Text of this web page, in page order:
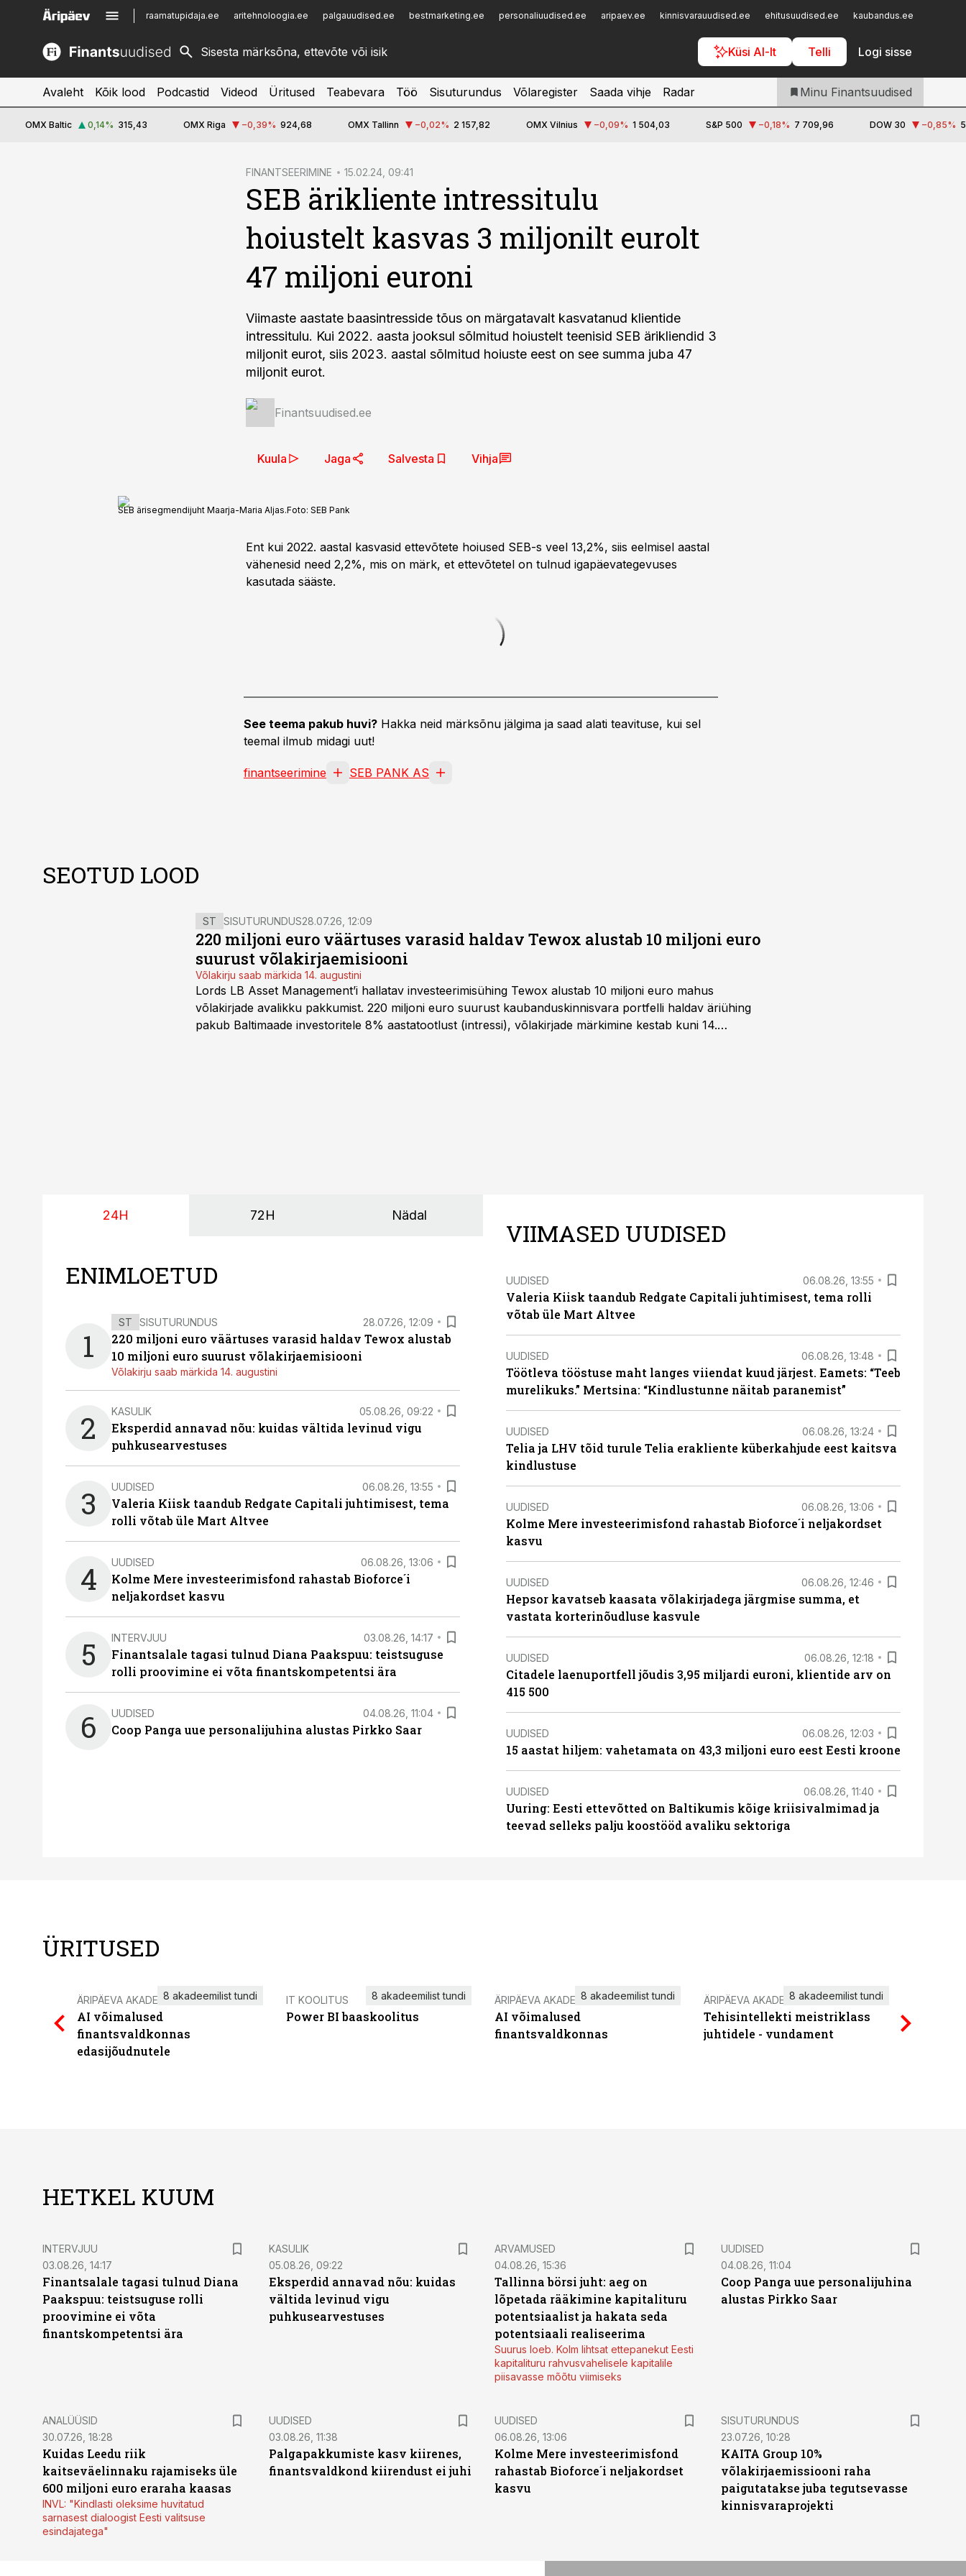
raamatupidaja.ee aritehnoloogia.ee palgauudised.ee bestmarketing.ee personaliuudised.ee aripaev.ee kinnisvarauudised.ee ehitusuudised.ee kaubandus.ee
Küsi AI-lt Telli Logi sisse
kinnisvarauudised.ee
logistikauudised.ee
imelineajalugu.ee
Infopank
Iseteenindus
Telli Finantsuudised
Avaleht Kõik lood Podcastid Videod Üritused Teabevara Töö Sisuturundus Võlaregister Saada vihje Radar Minu Finantsuudised
OMX Baltic 0,14% 315,43 OMX Riga −0,39% 924,68 OMX Tallinn −0,02% 2 157,82 OMX Vilnius −0,09% 1 504,03 S&P 500 −0,18% 7 709,96 DOW 30 −0,85%
FINANTSEERIMINE 15.02.24, 09:41
SEB ärikliente intressitulu
hoiustelt kasvas 3 miljonilt eurolt
47 miljoni euroni
Viimaste aastate baasintresside tõus on märgatavalt kasvatanud klientide
intressitulu. Kui 2022. aasta jooksul sõlmitud hoiustelt teenisid SEB ärikliendid 3
miljonit eurot, siis 2023. aastal sõlmitud hoiuste eest on see summa juba 47
miljonit eurot.
Finantsuudised.ee
Kuula Jaga Salvesta Vihja
SEB ärisegmendijuht Maarja-Maria Aljas.Foto: SEB Pank
Ent kui 2022. aastal kasvasid ettevõtete hoiused SEB-s veel 13,2%, siis eelmisel aastal
vähenesid need 2,2%, mis on märk, et ettevõtetel on tulnud igapäevategevuses
kasutada sääste.
See teema pakub huvi? Hakka neid märksõnu jälgima ja saad alati teavituse, kui sel
teemal ilmub midagi uut!
finantseerimine SEB PANK AS
SEOTUD LOOD
ST SISUTURUNDUS28.07.26, 12:09
220 miljoni euro väärtuses varasid haldav Tewox alustab 10 miljoni euro
suurust võlakirjaemisiooni
Võlakirju saab märkida 14. augustini
Lords LB Asset Management’i hallatav investeerimisühing Tewox alustab 10 miljoni euro mahus
võlakirjade avalikku pakkumist. 220 miljoni euro suurust kaubanduskinnisvara portfelli haldav äriühing
pakub Baltimaade investoritele 8% aastatootlust (intressi), võlakirjade märkimine kestab kuni 14.
24H 72H Nädal
ENIMLOETUD
1
ST SISUTURUNDUS 28.07.26, 12:09
220 miljoni euro väärtuses varasid haldav Tewox alustab
10 miljoni euro suurust võlakirjaemisiooni
Võlakirju saab märkida 14. augustini
2 KASULIK 05.08.26, 09:22
Eksperdid annavad nõu: kuidas vältida levinud vigu
puhkusearvestuses
3 UUDISED 06.08.26, 13:55
Valeria Kiisk taandub Redgate Capitali juhtimisest, tema
rolli võtab üle Mart Altvee
4 UUDISED 06.08.26, 13:06
Kolme Mere investeerimisfond rahastab Bioforce´i
neljakordset kasvu
5 INTERVJUU 03.08.26, 14:17
Finantsalale tagasi tulnud Diana Paakspuu: teistsuguse
rolli proovimine ei võta finantskompetentsi ära
6 UUDISED 04.08.26, 11:04
Coop Panga uue personalijuhina alustas Pirkko Saar
VIIMASED UUDISED
UUDISED 06.08.26, 13:55
Valeria Kiisk taandub Redgate Capitali juhtimisest, tema rolli
võtab üle Mart Altvee
UUDISED 06.08.26, 13:48
Töötleva tööstuse maht langes viiendat kuud järjest. Eamets: “Teeb
murelikuks.” Mertsina: “Kindlustunne näitab paranemist”
UUDISED 06.08.26, 13:24
Telia ja LHV tõid turule Telia erakliente küberkahjude eest kaitsva
kindlustuse
UUDISED 06.08.26, 13:06
Kolme Mere investeerimisfond rahastab Bioforce´i neljakordset
kasvu
UUDISED 06.08.26, 12:46
Hepsor kavatseb kaasata võlakirjadega järgmise summa, et
vastata korterinõudluse kasvule
UUDISED 06.08.26, 12:18
Citadele laenuportfell jõudis 3,95 miljardi euroni, klientide arv on
415 500
UUDISED 06.08.26, 12:03
15 aastat hiljem: vahetamata on 43,3 miljoni euro eest Eesti kroone
UUDISED 06.08.26, 11:40
Uuring: Eesti ettevõtted on Baltikumis kõige kriisivalmimad ja
teevad selleks palju koostööd avaliku sektoriga
ÜRITUSED
ÄRIPÄEVA AKADEEMIA
AI võimalused
finantsvaldkonnas
edasijõudnutele
8 akadeemilist tundi IT KOOLITUS
Power BI baaskoolitus
8 akadeemilist tundi ÄRIPÄEVA AKADEEMIA
AI võimalused
finantsvaldkonnas
8 akadeemilist tundi ÄRIPÄEVA AKADEEMIA
Tehisintellekti meistriklass
juhtidele - vundament
8 akadeemilist tundi
HETKEL KUUM
INTERVJUU
03.08.26, 14:17
Finantsalale tagasi tulnud Diana
Paakspuu: teistsuguse rolli
proovimine ei võta
finantskompetentsi ära
KASULIK
05.08.26, 09:22
Eksperdid annavad nõu: kuidas
vältida levinud vigu
puhkusearvestuses
ARVAMUSED
04.08.26, 15:36
Tallinna börsi juht: aeg on
lõpetada rääkimine kapitalituru
potentsiaalist ja hakata seda
potentsiaali realiseerima
Suurus loeb. Kolm lihtsat ettepanekut Eesti
kapitalituru rahvusvahelisele kapitalile
piisavasse mõõtu viimiseks
UUDISED
04.08.26, 11:04
Coop Panga uue personalijuhina
alustas Pirkko Saar
ANALÜÜSID
30.07.26, 18:28
Kuidas Leedu riik
kaitseväelinnaku rajamiseks üle
600 miljoni euro eraraha kaasas
INVL: "Kindlasti oleksime huvitatud
sarnasest dialoogist Eesti valitsuse
esindajatega"
UUDISED
03.08.26, 11:38
Palgapakkumiste kasv kiirenes,
finantsvaldkond kiirendust ei juhi
UUDISED
06.08.26, 13:06
Kolme Mere investeerimisfond
rahastab Bioforce´i neljakordset
kasvu
ST
SISUTURUNDUS
23.07.26, 10:28
KAITA Group 10%
võlakirjaemissiooni raha
paigutatakse juba tegutsevasse
kinnisvaraprojekti